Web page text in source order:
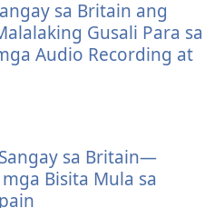
sa Britain ang
Gusali Para sa
Audio Recording at
sa Britain—
Bisita Mula sa